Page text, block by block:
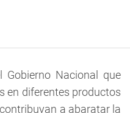
Gobierno Nacional que
en diferentes productos
a abaratar la